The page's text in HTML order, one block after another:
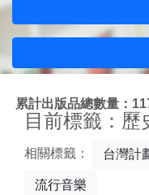
累計出版品總數量：
目前標籤：歷
相關標籤： 台灣計
流行音樂